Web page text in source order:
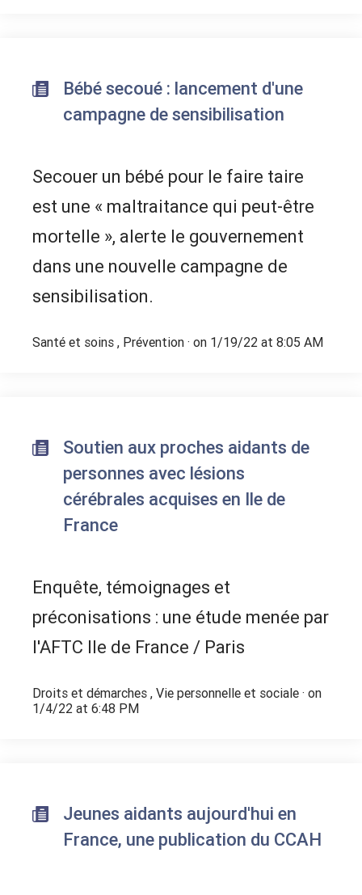
Bébé secoué : lancement d'une
campagne de sensibilisation
Secouer un bébé pour le faire taire
est une « maltraitance qui peut-être
mortelle », alerte le gouvernement
dans une nouvelle campagne de
sensibilisation.
Santé et soins , Prévention · on 1/19/22 at 8:05 AM
Soutien aux proches aidants de
personnes avec lésions
cérébrales acquises en Ile de
France
Enquête, témoignages et
préconisations : une étude menée par
l'AFTC Ile de France / Paris
Droits et démarches , Vie personnelle et sociale · on
1/4/22 at 6:48 PM
Jeunes aidants aujourd'hui en
France, une publication du CCAH